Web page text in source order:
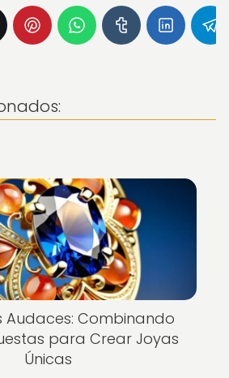
Audaces: Combinando
para Crear Joyas
Únicas